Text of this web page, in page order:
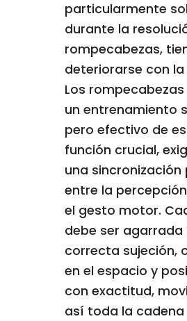
particularmente
durante la
rompecabezas,
deteriorarse con la
Los
un entrenamiento
pero efectivo de
función crucial,
una sincronización
entre la
el gesto motor.
debe ser agarrada
correcta sujeción,
en el espacio y
con exactitud,
así toda la cadena